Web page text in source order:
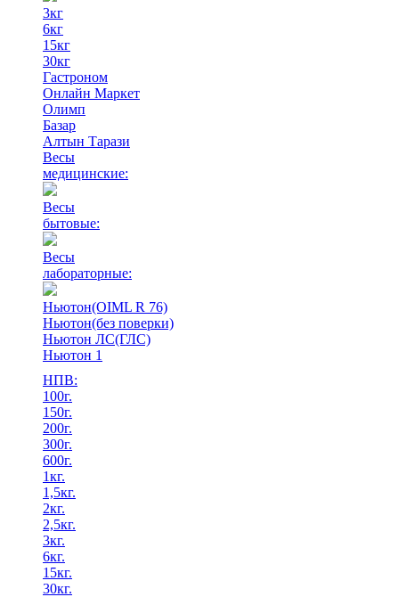
3кг
6кг
15кг
30кг
Гастроном
Онлайн Маркет
Олимп
Базар
Алтын Тарази
Весы
медицинские:
Весы
бытовые:
Весы
лабораторные:
Ньютон(OIML R 76)
Ньютон(без поверки)
Ньютон ЛС(ГЛС)
Ньютон 1
НПВ:
100г.
150г.
200г.
300г.
600г.
1кг.
1,5кг.
2кг.
2,5кг.
3кг.
6кг.
15кг.
30кг.